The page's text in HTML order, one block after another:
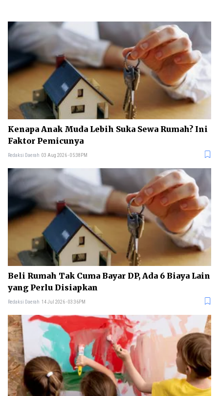
Kenapa Anak Muda Lebih Suka Sewa Rumah? Ini
Faktor Pemicunya
Redaksi Daerah 03 Aug 2026 - 05:38PM
Beli Rumah Tak Cuma Bayar DP, Ada 6 Biaya Lain
yang Perlu Disiapkan
Redaksi Daerah 14 Jul 2026 - 03:36PM